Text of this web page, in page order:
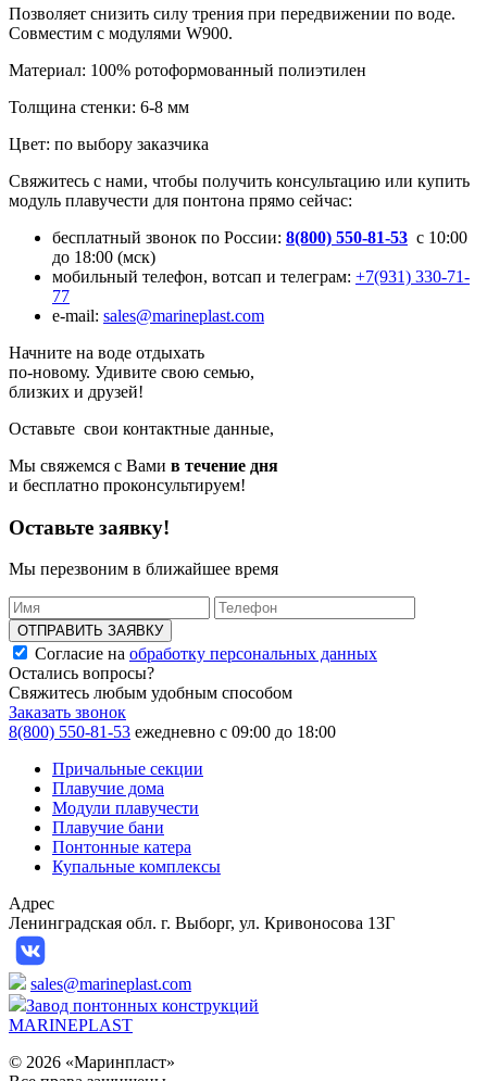
Позволяет снизить силу трения при передвижении по воде.
Совместим с модулями W900.
Материал: 100% ротоформованный полиэтилен
Толщина стенки: 6-8 мм
Цвет: по выбору заказчика
Свяжитесь с нами, чтобы получить консультацию или купить
модуль плавучести для понтона прямо сейчас:
бесплатный звонок по России: 8(800) 550-81-53 с 10:00
до 18:00 (мск)
мобильный телефон, вотсап и телеграм: +7(931) 330-71-
77
e-mail: sales@marineplast.com
Начните на воде отдыхать
по-новому. Удивите свою семью,
близких и друзей!
Оставьте свои контактные данные,
Мы свяжемся с Вами в течение дня
и бесплатно проконсультируем!
Оставьте заявку!
Мы перезвоним в ближайшее время
ОТПРАВИТЬ ЗАЯВКУ
Согласие на обработку персональных данных
Остались вопросы?
Свяжитесь любым удобным способом
Заказать звонок
8(800) 550-81-53 ежедневно с 09:00 до 18:00
Причальные секции
Плавучие дома
Модули плавучести
Плавучие бани
Понтонные катера
Купальные комплексы
Адрес
Ленинградская обл. г. Выборг, ул. Кривоносова 13Г
sales@marineplast.com
Завод понтонных конструкций
MARINEPLAST
© 2026 «Маринпласт»